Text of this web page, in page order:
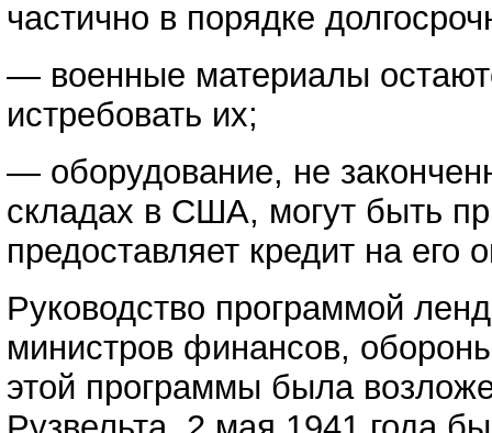
частично в порядке
— военные материалы
истребовать их;
— оборудование, не
складах в США, могут быть
предоставляет кредит на его
Руководство программой
министров финансов,
этой программы была